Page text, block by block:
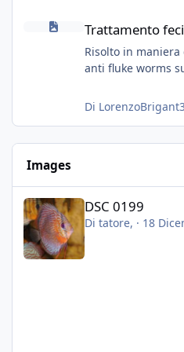
Ho già tolto
esagero.
Ora vorrei togliere
che fatico a
Vorrei quindi
nel caso sia
color terra di siena
Posso togliere il
piu giorni, ed
nessun tipo di
Trattamento feci bianche e
Trattamento
Risolto in
anti fluke worms
Di LorenzoBrigant3
Images
DSC 0199
DSC 0199
Di tatore, · 18